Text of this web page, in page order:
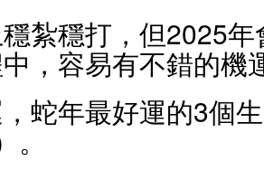
紮穩打，但2025
，容易有不錯的機
蛇年最好運的3個